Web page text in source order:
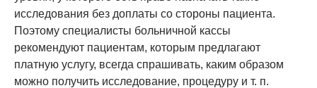
исследования без доплаты со стороны пациента.
Поэтому специалисты больничной кассы
рекомендуют пациентам, которым предлагают
платную услугу, всегда спрашивать, каким образом
можно получить исследование, процедуру и т. п.